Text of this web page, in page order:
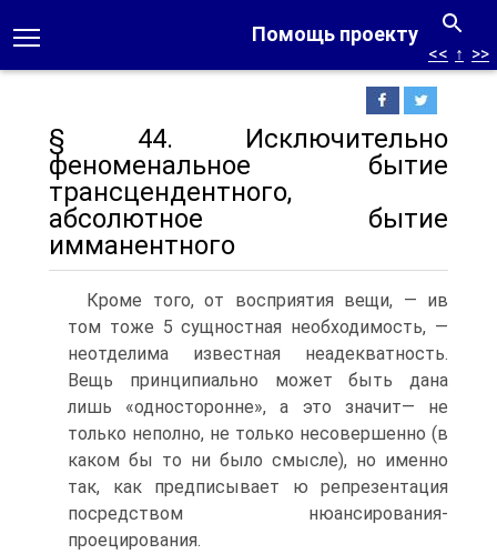
Помощь проекту
<< ↑ >>
§ 44. Исключительно
феноменальное бытие
трансцендентного,
абсолютное бытие
имманентного
Кроме того, от восприятия вещи, — ив
том тоже 5 сущностная необходимость, —
неотделима известная неадекватность.
Вещь принципиально может быть дана
лишь «односторонне», а это значит— не
только неполно, не только несовершенно (в
каком бы то ни было смысле), но именно
так, как предписывает ю репрезентация
посредством нюансирования-
проецирования.